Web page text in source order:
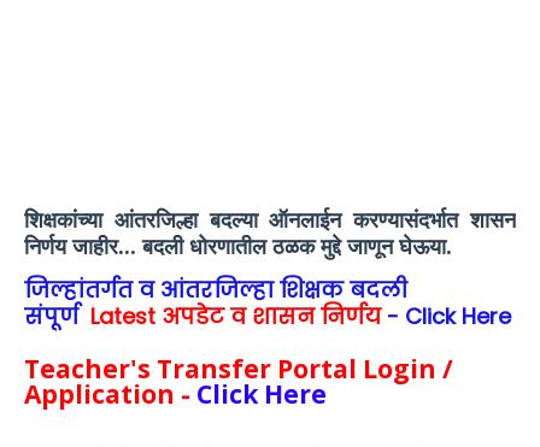
शिक्षकांच्या आंतरजिल्हा बदल्या ऑनलाईन करण्यासंदर्भात शासन
निर्णय जाहीर... बदली धोरणातील ठळक मुद्दे जाणून घेऊया.
जिल्हांतर्गत व आंतरजिल्हा शिक्षक बदली
संपूर्ण Latest अपडेट व शासन निर्णय- Click Here
Teacher's Transfer Portal Login /
Application - Click Here